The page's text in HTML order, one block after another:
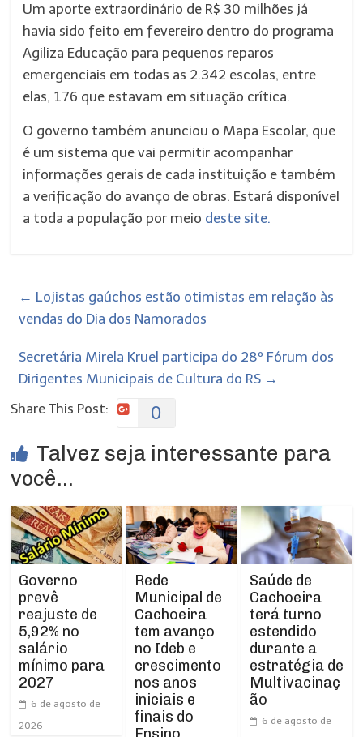
Um aporte extraordinário de R$ 30 milhões já
havia sido feito em fevereiro dentro do programa
Agiliza Educação para pequenos reparos
emergenciais em todas as 2.342 escolas, entre
elas, 176 que estavam em situação crítica.
O governo também anunciou o Mapa Escolar, que
é um sistema que vai permitir acompanhar
informações gerais de cada instituição e também
a verificação do avanço de obras. Estará disponível
a toda a população por meio deste site.
← Lojistas gaúchos estão otimistas em relação às
vendas do Dia dos Namorados
Secretária Mirela Kruel participa do 28º Fórum dos
Dirigentes Municipais de Cultura do RS →
Share This Post:
0
Talvez seja interessante para
você...
Governo
prevê
reajuste de
5,92% no
salário
mínimo para
2027
6 de agosto de
2026
Rede
Municipal de
Cachoeira
tem avanço
no Ideb e
crescimento
nos anos
iniciais e
finais do
Saúde de
Cachoeira
terá turno
estendido
durante a
estratégia de
Multivacinaç
ão
6 de agosto de